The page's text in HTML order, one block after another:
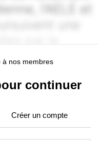
à nos membres
continuer
Créer un compte